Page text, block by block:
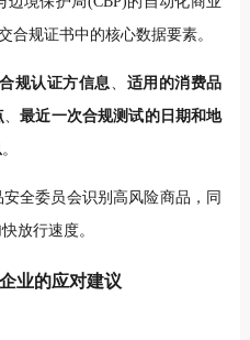
合规证书中的核心数据要素。
合规认证方信息
适用的消费品
、最近一次合规测试的日期和地
。
全委员会识别高风险商品，同
放行速度。
业的应对建议